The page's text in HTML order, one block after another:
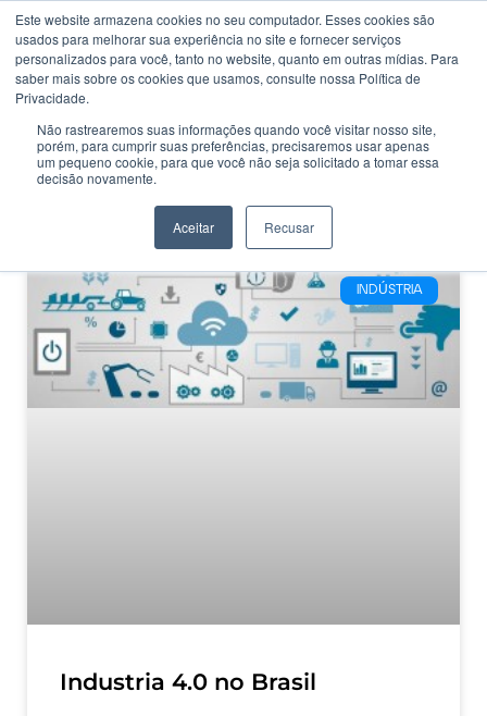
Este website armazena cookies no seu computador. Esses cookies são
usados ​​para melhorar sua experiência no site e fornecer serviços
personalizados para você, tanto no website, quanto em outras mídias. Para
saber mais sobre os cookies que usamos, consulte nossa Política de
Privacidade.
Não rastrearemos suas informações quando você visitar nosso site,
porém, para cumprir suas preferências, precisaremos usar apenas
um pequeno cookie, para que você não seja solicitado a tomar essa
decisão novamente.
Aceitar Recusar
CATEGORIA
Quarta revolução
industrial
INDÚSTRIA
Industria 4.0 no Brasil